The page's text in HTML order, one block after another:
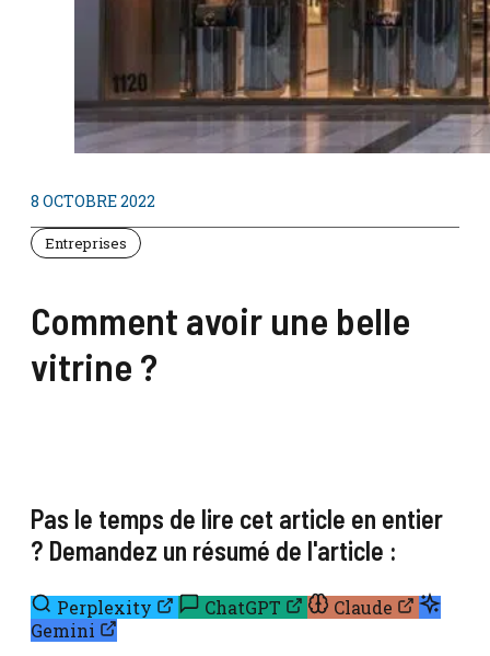
8 OCTOBRE 2022
Entreprises
Comment avoir une belle
vitrine ?
Pas le temps de lire cet article en entier
? Demandez un résumé de l'article :
Perplexity ChatGPT
Claude
Gemini